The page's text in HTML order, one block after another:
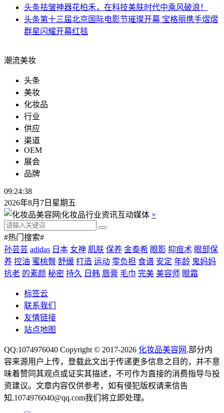
头条祛皱神器花柏禾，在科技美肤时代中乘风破浪！
头条第十三届北京国际电影节璀璨开幕 宝格丽携手熠熠
群星闪耀开幕红毯
潮流美妆
头条
美妆
化妆品
行业
供应
渠道
OEM
展会
品牌
09:24:38
2026年8月7日星期五
×
#热门搜索#
孙芸芸 adidas 日本 女神 肌肤 保养 金泰希 眼影 抑痘术 眼部保
养 控油 蜜桃臀 舒缓 打造 运动 零负担 食谱 安定 年龄 鬼妈妈
抗老 的素颜 秘密 持久 日韩 唇膏 毛巾 完美 美容师 眼霜
标签云
联系我们
友情链接
站点地图
QQ:1074976040 Copyright © 2017-2026 化妆品美容网 .部分内
容来源用户上传，登载此文出于传递更多信息之目的，并不意
味着赞同其观点或证实其描述，不可作为直接的消费指导与投
资建议。文章内容仅供参考，如有侵犯版权请来信告
知,1074976040@qq.com我们将立即处理。